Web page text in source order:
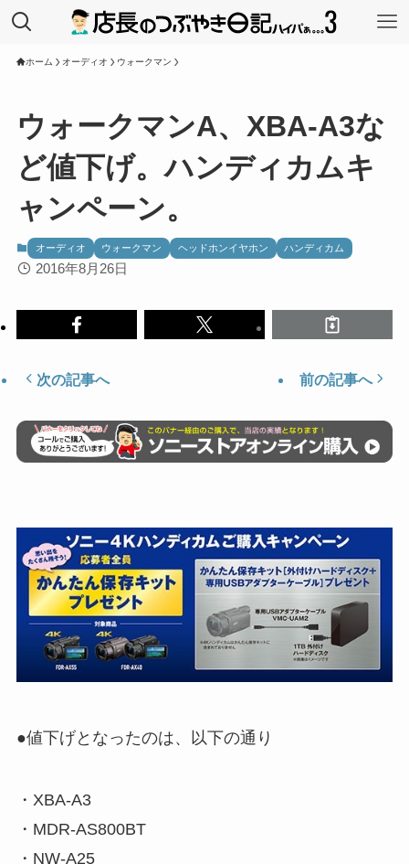
ホーム オーディオ ウォークマン
ウォークマンA、XBA-A3な
ど値下げ。ハンディカムキ
ャンペーン。
オーディオ ウォークマン ヘッドホンイヤホン ハンディカム
2016年8月26日
次の記事へ 前の記事へ
●値下げとなったのは、以下の通り
・XBA-A3
・MDR-AS800BT
・NW-A25